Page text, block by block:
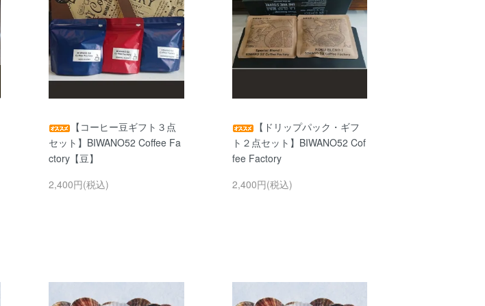
【コーヒー豆ギフト３点
セット】BIWANO52 Coffee Fa
ctory【豆】
2,400円(税込)
【ドリップパック・ギフ
ト２点セット】BIWANO52 Cof
fee Factory
2,400円(税込)